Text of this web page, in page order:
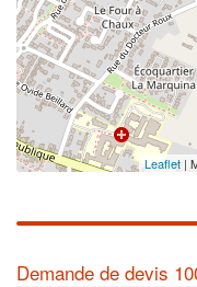
Leaflet |
Demande de devis